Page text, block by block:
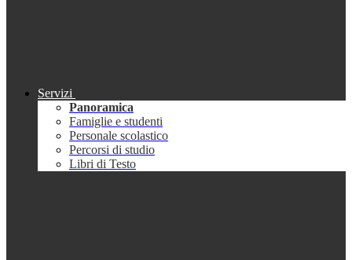
Servizi
Panoramica
Famiglie e studenti
Personale scolastico
Percorsi di studio
Libri di Testo